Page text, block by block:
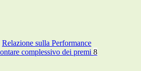
Relazione sulla Performance
complessivo dei premi 8